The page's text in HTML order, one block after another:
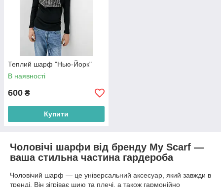
Теплий шарф "Нью-Йорк"
В наявності
600 ₴
Купити
Чоловічі шарфи від бренду My Scarf —
ваша стильна частина гардероба
Чоловічий шарф — це універсальний аксесуар, який завжди в
тренді. Він зігріває шию та плечі, а також гармонійно